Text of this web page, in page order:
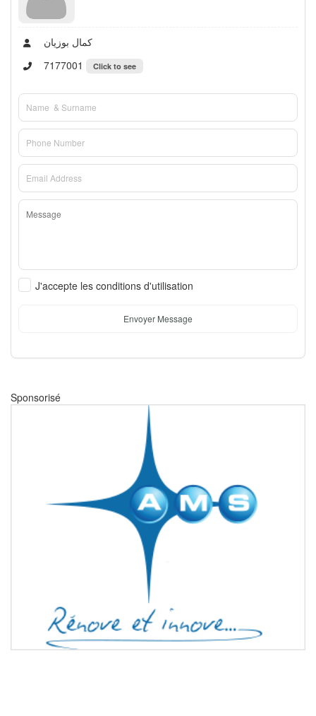
كمال بوزيان
7177001
Click to see
J'accepte les conditions d'utilisation
Envoyer Message
Sponsorisé